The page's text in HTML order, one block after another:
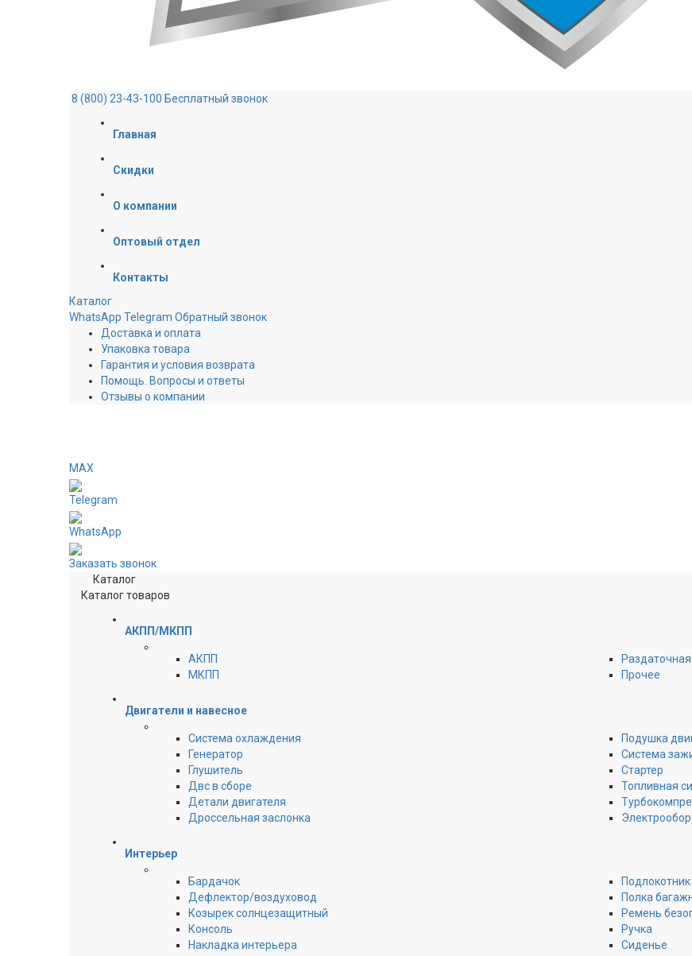
8 (800) 23-43-100 Бесплатный звонок
Главная
Скидки
О компании
Оптовый отдел
Контакты
Каталог
WhatsApp Telegram Обратный звонок
Доставка и оплата
Упаковка товара
Гарантия и условия возврата
Помощь. Вопросы и ответы
Отзывы о компании
MAX
Telegram
WhatsApp
Заказать звонок
Каталог
Каталог товаров
АКПП/МКПП
АКПП
МКПП
Прочее
Двигатели и навесное
Cистема охлаждения
Генератор
Глушитель
Двс в сборе
Детали двигателя
Дроссельная заслонка
Подушка
Система
Стартер
Топливная
Интерьер
Бардачок
Дефлектор/воздуховод
Козырек солнцезащитный
Консоль
Накладка интерьера
Подлокотник
Полка
Ремень
Ручка
Сиденье